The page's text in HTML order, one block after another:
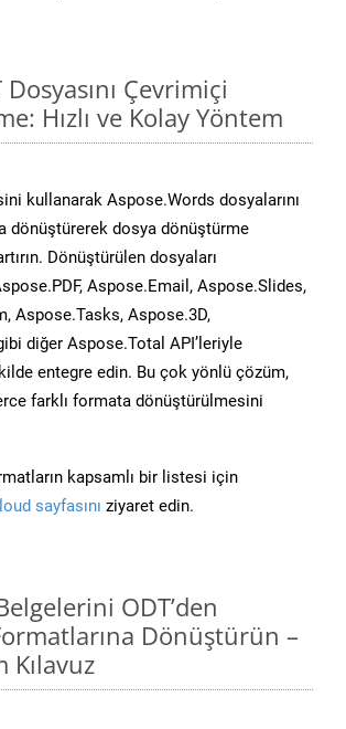
Çevrimiçi
Hızlı ve Kolay Yöntem
kullanarak Aspose.Words dosyalarını
dönüştürerek dosya dönüştürme
Dönüştürülen dosyaları
Aspose.Email, Aspose.Slides,
Aspose.Tasks, Aspose.3D,
diğer Aspose.Total API’leriyle
entegre edin. Bu çok yönlü çözüm,
farklı formata dönüştürülmesini
kapsamlı bir listesi için
sayfasını ziyaret edin.
ODT’den
Dönüştürün –
Kılavuz